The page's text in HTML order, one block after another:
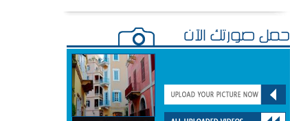
حمّل صورتك الآن